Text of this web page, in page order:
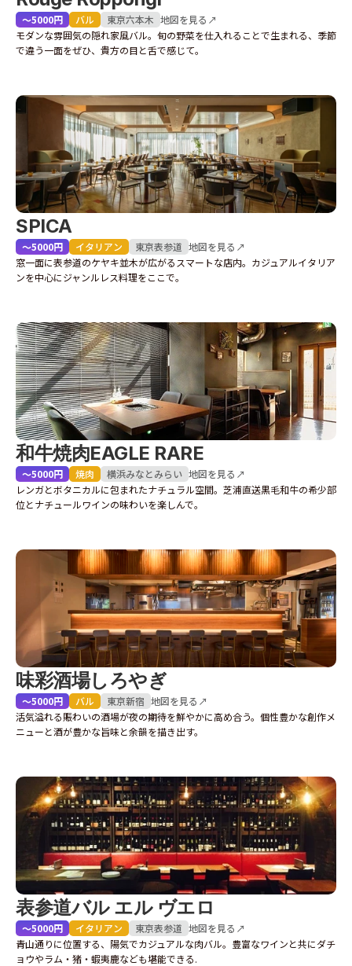
〜5000円 バル 東京六本木 地図を見る↗
モダンな雰囲気の隠れ家風バル。旬の野菜を仕入れることで生まれる、季節
で違う一面をぜひ、貴方の目と舌で感じて。
SPICA
〜5000円 イタリアン 東京表参道 地図を見る↗
窓一面に表参道のケヤキ並木が広がるスマートな店内。カジュアルイタリア
ンを中心にジャンルレス料理をここで。
和牛焼肉EAGLE RARE
〜5000円 焼肉 横浜みなとみらい 地図を見る↗
レンガとボタニカルに包まれたナチュラル空間。芝浦直送黒毛和牛の希少部
位とナチュールワインの味わいを楽しんで。
味彩酒場しろやぎ
〜5000円 バル 東京新宿 地図を見る↗
活気溢れる賑わいの酒場が夜の期待を鮮やかに高め合う。個性豊かな創作メ
ニューと酒が豊かな旨味と余韻を描き出す。
表参道バル エル ヴエロ
〜5000円 イタリアン 東京表参道 地図を見る↗
青山通りに位置する、陽気でカジュアルな肉バル。豊富なワインと共にダチ
ョウやラム・猪・蝦夷鹿なども堪能できる.